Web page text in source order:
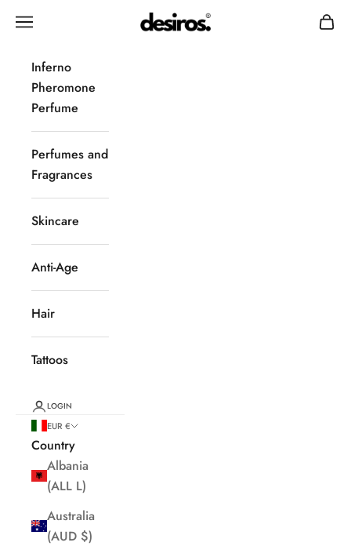
Desiros
Navigation menu Cart
Inferno
Pheromone
Perfume
Perfumes and
Fragrances
Skincare
Anti-Age
Hair
Tattoos
LOGIN
EUR €
Country
Albania
(ALL L)
Australia
(AUD $)